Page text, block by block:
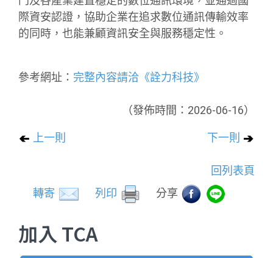
際資安認證，協助企業在追求數位通訊傳輸效率
的同時，也能兼顧資訊安全與服務穩定性。
參考網址： 完整內容請洽《詮力科技》
（發佈時間：2026-06-16）
上一則 下一則
回列表頁
轉寄
列印 分享
加入 TCA